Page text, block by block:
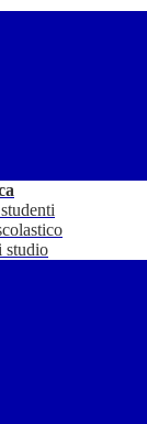
studio